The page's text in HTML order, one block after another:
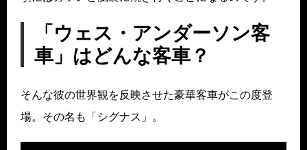
「ウェス・アンダーソン客
車」はどんな客車？
そんな彼の世界観を反映させた豪華客車がこの度登
場。その名も「シグナス」。